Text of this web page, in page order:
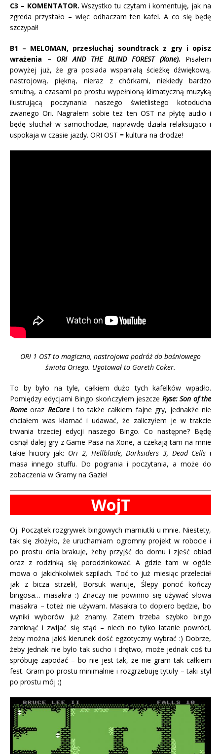
C3 – KOMENTATOR. Wszystko tu czytam i komentuję, jak na
zgreda przystało – więc odhaczam ten kafel. A co się będę
szczypał!
B1 – MELOMAN, przesłuchaj soundtrack z gry i opisz
wrażenia – ORI AND THE BLIND FOREST (Xone).
Pisałem
powyżej już, że gra posiada wspaniałą ścieżkę dźwiękową,
nastrojową, piękną, nieraz z chórkami, niekiedy bardzo
smutną, a czasami po prostu wypełnioną klimatyczną muzyką
ilustrującą poczynania naszego świetlistego kotoducha
zwanego Ori. Nagrałem sobie też ten OST na płytę audio i
będę słuchał w samochodzie, naprawdę działa relaksująco i
uspokaja w czasie jazdy. ORI OST = kultura na drodze!
ORI 1 OST to magiczna, nastrojowa podróż do baśniowego
świata Oriego. Ugotował to Gareth Coker.
To by było na tyle, całkiem dużo tych kafelków wpadło.
Pomiędzy edycjami Bingo skończyłem jeszcze Ryse: Son of the
Rome oraz ReCorei to także całkiem fajne gry, jednakże nie
chciałem was kłamać i udawać, że zaliczyłem je w trakcie
trwania trzeciej edycji naszego Bingo. Co następne? Będę
cisnął dalej gry z Game Pasa na Xone, a czekają tam na mnie
takie hiciory jak: Ori 2, Hellblade, Darksiders 3, Dead Cells i
masa innego stuffu. Do pogrania i poczytania, a może do
zobaczenia w Gramy na Gazie!
WojT
Oj. Początek rozgrywek bingowych marniutki u mnie. Niestety,
tak się złożyło, że uruchamiam ogromny projekt w robocie i
po prostu dnia brakuje, żeby przyjść do domu i zjeść obiad
oraz z rodzinką się porodzinkować. A gdzie tam w ogóle
mowa o jakichkolwiek szpilach. Toć to już miesiąc przeleciał
jak z bicza strzelił, Borsuk wariuje, Ślepy ponoć kończy
bingosa… masakra :) Znaczy nie powinno się używać słowa
masakra – toteż nie używam. Masakra to dopiero będzie, bo
wyniki wyborów już znamy. Zatem trzeba szybko bingo
zamknąć i zwijać się stąd – niech no tylko latanie powróci,
żeby można jakiś kierunek dość egzotyczny wybrać :) Dobrze,
żeby jednak nie było tak sucho i drętwo, może jednak coś tu
spróbuję zapodać – bo nie jest tak, że nie gram tak całkiem
fest. Gram po prostu minimalnie i rozgrzebuję tytuły – taki styl
po prostu mój ;)